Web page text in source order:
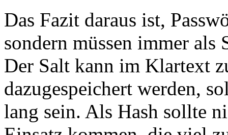
Das Fazit daraus ist,
sondern müssen immer als
Der Salt kann im Klartext
dazugespeichert werden,
lang sein. Als Hash sollte